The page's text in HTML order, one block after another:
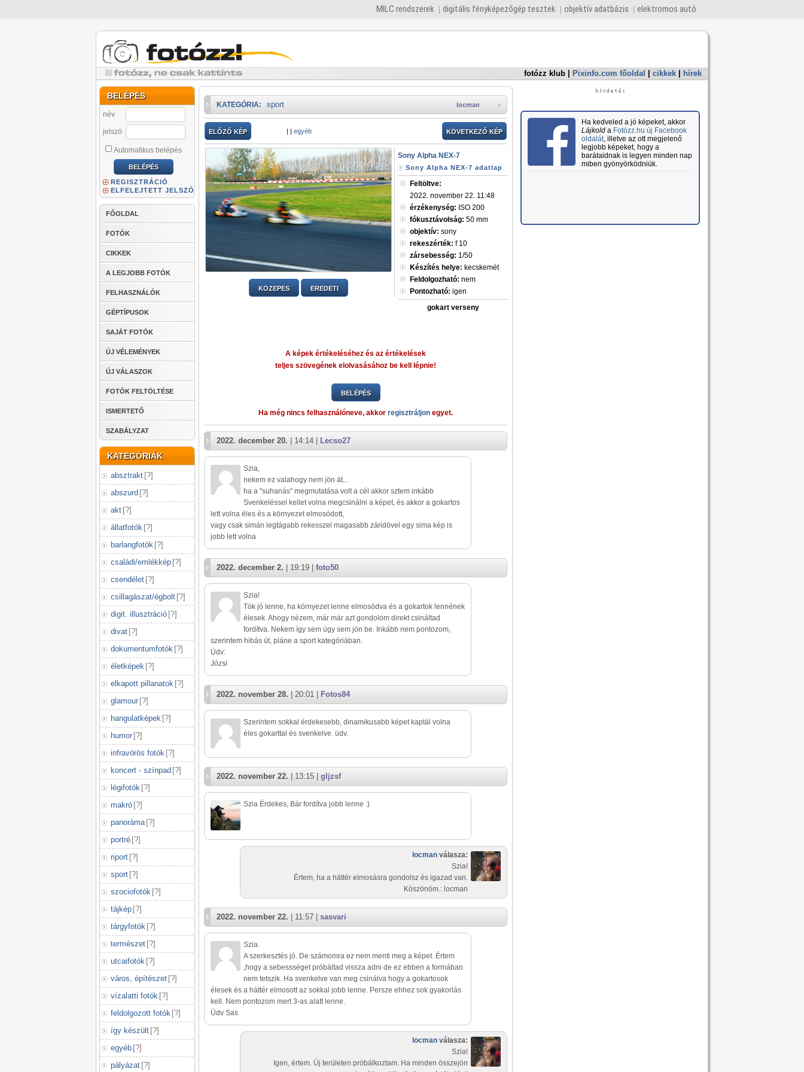
MILC rendszerek digitális fényképezőgép tesztek objektív adatbázis elektromos autó
fotózz klub Pixinfo.com főoldal cikkek hírek
BELÉPÉS
név
jelszó
Automatikus belépés
REGISZTRÁCIÓ
ELFELEJTETT JELSZÓ
FŐOLDAL
FOTÓK
CIKKEK
A LEGJOBB FOTÓK
FELHASZNÁLÓK
GÉPTÍPUSOK
SAJÁT FOTÓK
ÚJ VÉLEMÉNYEK
ÚJ VÁLASZOK
FOTÓK FELTÖLTÉSE
ISMERTETŐ
SZABÁLYZAT
KATEGÓRIÁK
absztrakt [?]
abszurd [?]
akt [?]
állatfotók [?]
barlangfotók [?]
családi/emlékkép [?]
csendélet [?]
csillagászat/égbolt [?]
digit. illusztráció [?]
divat [?]
dokumentumfotók [?]
életképek [?]
elkapott pillanatok [?]
glamour [?]
hangulatképek [?]
humor [?]
infravörös fotók [?]
koncert - színpad [?]
légifotók [?]
makró [?]
panoráma [?]
portré [?]
riport [?]
sport [?]
szociofotók [?]
tájkép [?]
tárgyfotók [?]
természet [?]
utcaifotók [?]
város, építészet [?]
vízalatti fotók [?]
feldolgozott fotók [?]
így készült [?]
egyéb [?]
pályázat [?]
-
locman
KATEGÓRIA: sport
ELŐZŐ KÉP | | egyéb KÖVETKEZŐ KÉP
KÖZEPES EREDETI
Sony Alpha NEX-7
Sony Alpha NEX-7 adatlap
Feltöltve:
2022. november 22. 11:48
érzékenység: ISO 200
fókusztávolság: 50 mm
objektív: sony
rekeszérték: f 10
zársebesség: 1/50
Készítés helye: kecskemét
Feldolgozható: nem
Pontozható: igen
gokart verseny
A képek értékeléséhez és az értékelések
teljes szövegének elolvasásához be kell lépnie!
BELÉPÉS
Ha még nincs felhasználóneve, akkor regisztráljon egyet.
2022. december 20. | 14:14 | Lecso27
Szia,
nekem ez valahogy nem jön át...
ha a "suhanás" megmutatása volt a cél akkor sztem inkább
Svenkeléssel kellet volna megcsinálni a képet, és akkor a gokartos
lett volna éles és a környezet elmosódott,
vagy csak simán legtágabb rekesszel magasabb záridövel egy sima kép is
jobb lett volna
2022. december 2. | 19:19 | foto50
Szia!
Tök jó lenne, ha környezet lenne elmosódva és a gokartok lennének
élesek. Ahogy nézem, már már azt gondolom direkt csináltad
fordítva. Nekem így sem úgy sem jön be. Inkább nem pontozom,
szerintem hibás út, pláne a sport kategóriában.
Üdv:
Józsi
2022. november 28. | 20:01 | Fotos84
Szerintem sokkal érdekesebb, dinamikusabb képet kaptál volna
éles gokarttal és svenkelve. üdv.
2022. november 22. | 13:15 | gljzsf
Szia Érdekes, Bár fordítva jobb lenne :)
locman válasza:
Szia!
Értem, ha a háttér elmosásra gondolsz és igazad van.
Köszönöm.: locman
2022. november 22. | 11:57 | sasvari
Szia.
A szerkesztés jó. De számomra ez nem menti meg a képet. Értem
,hogy a sebessséget próbáltad vissza adni de ez ebben a formában
nem tetszik. Ha svenkelve van meg csinálva hogy a gokartosok
élesek és a háttér elmosott az sokkal jobb lenne. Persze ehhez sok gyakorlás
kell. Nem pontozom mert 3-as alatt lenne.
Üdv Sas
locman válasza:
Szia!
Igen, értem. Új területen próbálkoztam. Ha minden összejön
Ha kedveled a jó képeket, akkor
Lájkolda Fotózz.hu új Facebook
oldalát, illetve az ott megjelenő
legjobb képeket, hogy a
barátaidnak is legyen minden nap
miben gyönyörködniük.